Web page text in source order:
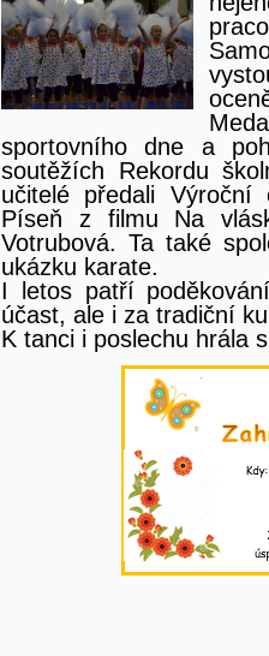
sportovního dne a
soutěžích Rekordu
učitelé předali
Píseň z filmu Na
Votrubová. Ta také
ukázku karate.
I letos patří
účast, ale i za tradiční
K tanci i poslechu hrála